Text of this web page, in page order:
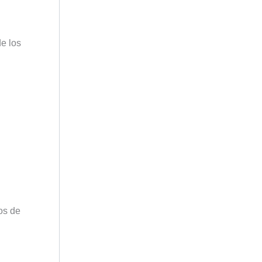
los
de